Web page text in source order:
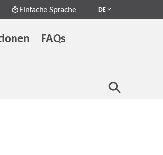
Einfache Sprache DE
FAQs